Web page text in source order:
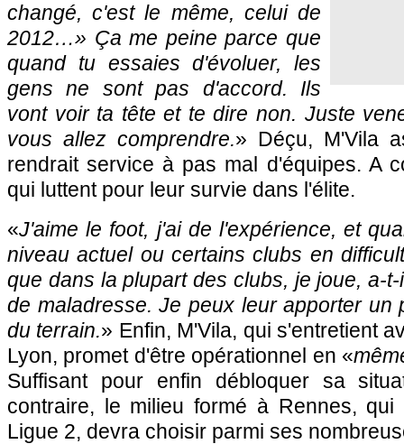
changé, c'est le même, celui de
2012…» Ça me peine parce que
quand tu essaies d'évoluer, les
gens ne sont pas d'accord. Ils
vont voir ta tête et te dire non. Juste
vous allez comprendre.» Déçu, M'Vila
rendrait service à pas mal d'équipes. A
qui luttent pour leur survie dans l'élite.
«J'aime le foot, j'ai de l'expérience, et
niveau actuel ou certains clubs en
que dans la plupart des clubs, je joue, a-
de maladresse. Je peux leur apporter un
du terrain.» Enfin, M'Vila, qui s'entretient
Lyon, promet d'être opérationnel en «
Suffisant pour enfin débloquer sa
contraire, le milieu formé à Rennes,
Ligue 2, devra choisir parmi ses